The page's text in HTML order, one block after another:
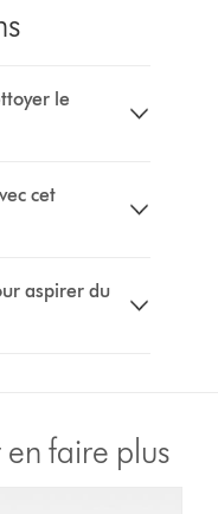
le
cet
aspirer du
en faire plus